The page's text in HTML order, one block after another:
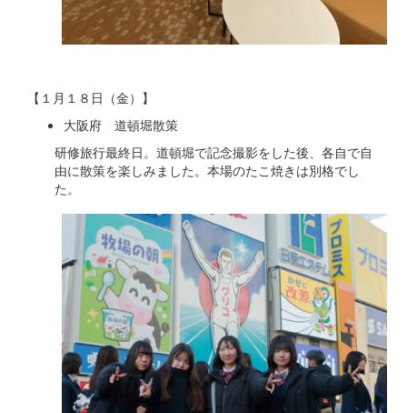
【１月１８日（金）】
大阪府 道頓堀散策
研修旅行最終日。道頓堀で記念撮影をした後、各自で自
由に散策を楽しみました。本場のたこ焼きは別格でし
た。